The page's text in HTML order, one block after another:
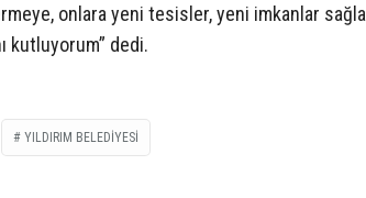
onlara yeni tesisler, yeni imkanlar
kutluyorum” dedi.
YILDIRIM BELEDIYESI